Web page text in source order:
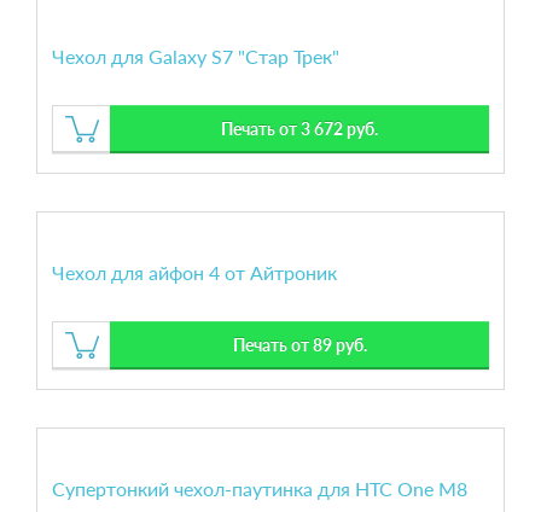
Чехол для Galaxy S7 "Стар Трек"
Печать от 3 672 руб.
Чехол для айфон 4 от Айтроник
Печать от 89 руб.
Супертонкий чехол-паутинка для HTC One M8